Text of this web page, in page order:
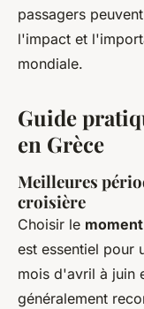
passagers
l'impact et
mondiale.
Guide
en Grèce
Meilleures
croisière
Choisir le
est essentiel pour
mois d'avril à juin
généralement